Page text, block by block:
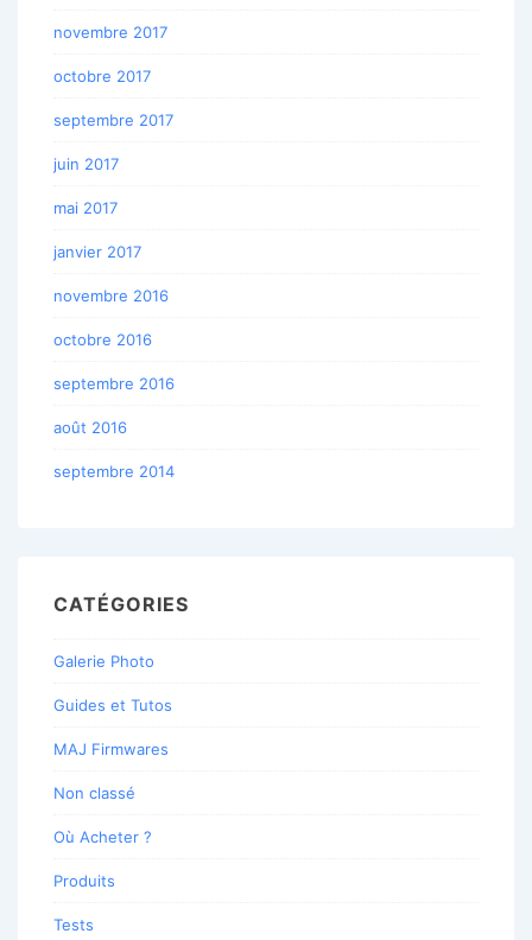
novembre 2017
octobre 2017
septembre 2017
juin 2017
mai 2017
janvier 2017
novembre 2016
octobre 2016
septembre 2016
août 2016
septembre 2014
CATÉGORIES
Galerie Photo
Guides et Tutos
MAJ Firmwares
Non classé
Où Acheter ?
Produits
Tests